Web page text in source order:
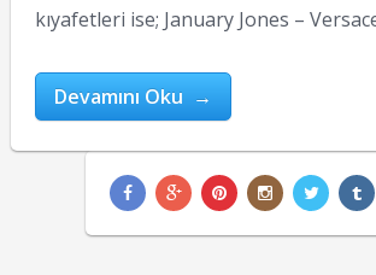
kıyafetleri ise; January Jones –
Devamını Oku →